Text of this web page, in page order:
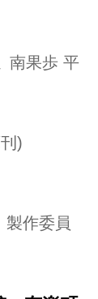
南果歩 平
)
作委員